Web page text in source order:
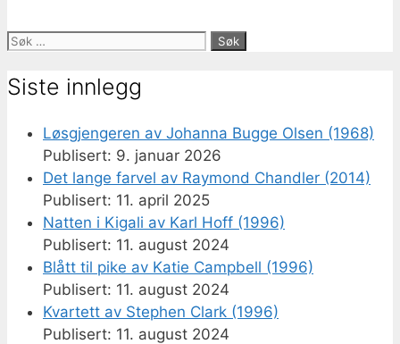
Søk
Siste innlegg
Løsgjengeren av Johanna Bugge Olsen (1968)
9. januar 2026
Det lange farvel av Raymond Chandler (2014)
11. april 2025
Natten i Kigali av Karl Hoff (1996)
11. august 2024
Blått til pike av Katie Campbell (1996)
11. august 2024
Kvartett av Stephen Clark (1996)
11. august 2024